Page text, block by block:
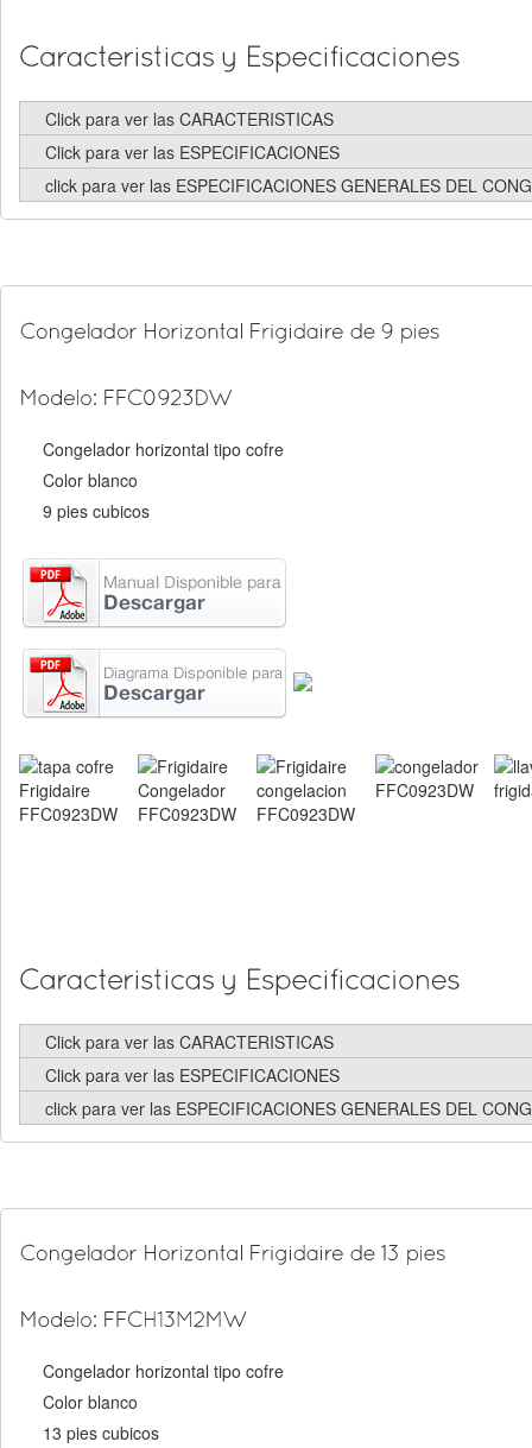
Click para ver las CARACTERISTICAS
Click para ver las ESPECIFICACIONES
click para ver las ESPECIFICACIONES GENERALES DEL
Congelador horizontal tipo cofre
Color blanco
9 pies cubicos
Click para ver las CARACTERISTICAS
Click para ver las ESPECIFICACIONES
click para ver las ESPECIFICACIONES GENERALES DEL
Congelador horizontal tipo cofre
Color blanco
13 pies cubicos